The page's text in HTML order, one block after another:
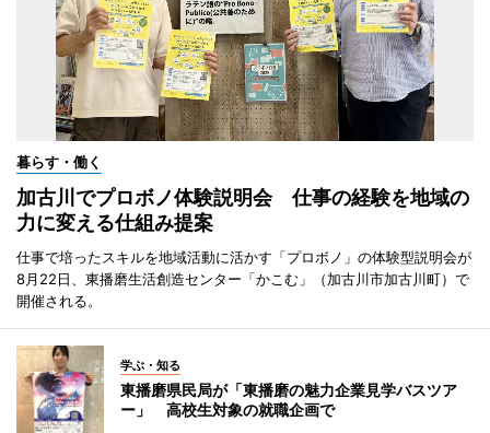
暮らす・働く
加古川でプロボノ体験説明会 仕事の経験を地域の
力に変える仕組み提案
仕事で培ったスキルを地域活動に活かす「プロボノ」の体験型説明会が
8月22日、東播磨生活創造センター「かこむ」（加古川市加古川町）で
開催される。
学ぶ・知る
東播磨県民局が「東播磨の魅力企業見学バスツア
ー」 高校生対象の就職企画で